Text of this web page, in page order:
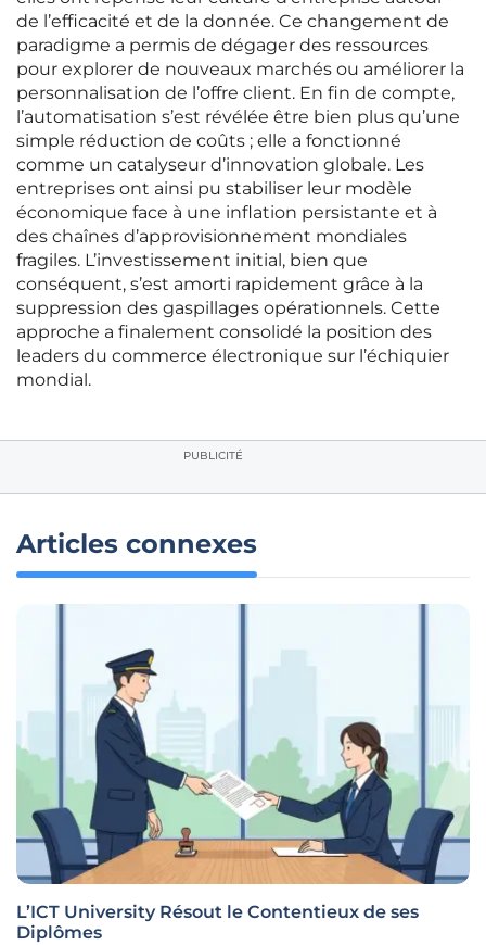
de l’efficacité et de la donnée. Ce changement de
paradigme a permis de dégager des ressources
pour explorer de nouveaux marchés ou améliorer la
personnalisation de l’offre client. En fin de compte,
l’automatisation s’est révélée être bien plus qu’une
simple réduction de coûts ; elle a fonctionné
comme un catalyseur d’innovation globale. Les
entreprises ont ainsi pu stabiliser leur modèle
économique face à une inflation persistante et à
des chaînes d’approvisionnement mondiales
fragiles. L’investissement initial, bien que
conséquent, s’est amorti rapidement grâce à la
suppression des gaspillages opérationnels. Cette
approche a finalement consolidé la position des
leaders du commerce électronique sur l’échiquier
mondial.
PUBLICITÉ
Articles connexes
L’ICT University Résout le Contentieux de ses
Diplômes